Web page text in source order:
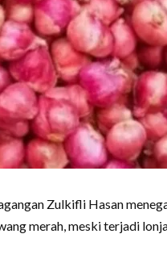
Zulkifli Hasan
merah, meski terjadi